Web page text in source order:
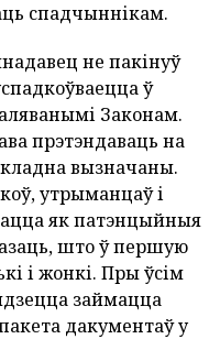
спадчыннікам.
не пакінуў
ў
Законам.
прэтэндаваць на
вызначаны.
утрыманцаў і
як патэнцыйныя
што ў першую
і жонкі. Пры ўсім
займацца
дакументаў у